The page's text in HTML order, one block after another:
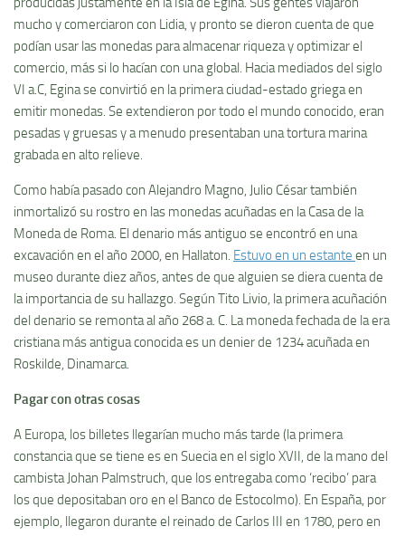
mucho y comerciaron con Lidia, y pronto se dieron cuenta de que
podían usar las monedas para almacenar riqueza y optimizar el
comercio, más si lo hacían con una global. Hacia mediados del siglo
VI a.C, Egina se convirtió en la primera ciudad-estado griega en
emitir monedas. Se extendieron por todo el mundo conocido, eran
pesadas y gruesas y a menudo presentaban una tortura marina
grabada en alto relieve.
Como había pasado con Alejandro Magno, Julio César también
inmortalizó su rostro en las monedas acuñadas en la Casa de la
Moneda de Roma. El denario más antiguo se encontró en una
excavación en el año 2000, en Hallaton. Estuvo en un estante en un
museo durante diez años, antes de que alguien se diera cuenta de
la importancia de su hallazgo. Según Tito Livio, la primera acuñación
del denario se remonta al año 268 a. C. La moneda fechada de la era
cristiana más antigua conocida es un denier de 1234 acuñada en
Roskilde, Dinamarca.
Pagar con otras cosas
A Europa, los billetes llegarían mucho más tarde (la primera
constancia que se tiene es en Suecia en el siglo XVII, de la mano del
cambista Johan Palmstruch, que los entregaba como ‘recibo’ para
los que depositaban oro en el Banco de Estocolmo). En España, por
ejemplo, llegaron durante el reinado de Carlos III en 1780, pero en